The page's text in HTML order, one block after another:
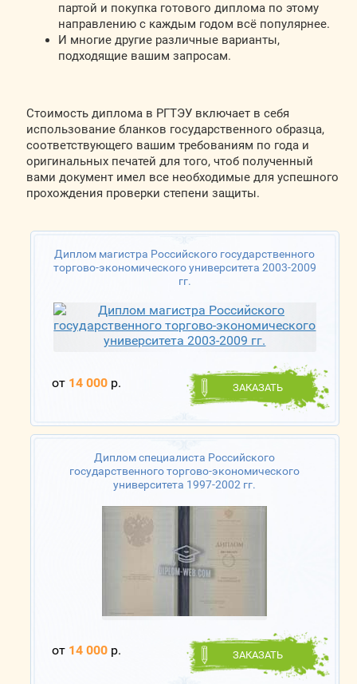
партой и покупка готового диплома по этому
направлению с каждым годом всё популярнее.
И многие другие различные варианты,
подходящие вашим запросам.
Стоимость диплома в РГТЭУ включает в себя
использование бланков государственного образца,
соответствующего вашим требованиям по года и
оригинальных печатей для того, чтоб полученный
вами документ имел все необходимые для успешного
прохождения проверки степени защиты.
Диплом магистра Российского государственного
торгово-экономического университета 2003-2009
гг.
от 14 000р. ЗАКАЗАТЬ
Диплом специалиста Российского
государственного торгово-экономического
университета 1997-2002 гг.
от 14 000р. ЗАКАЗАТЬ